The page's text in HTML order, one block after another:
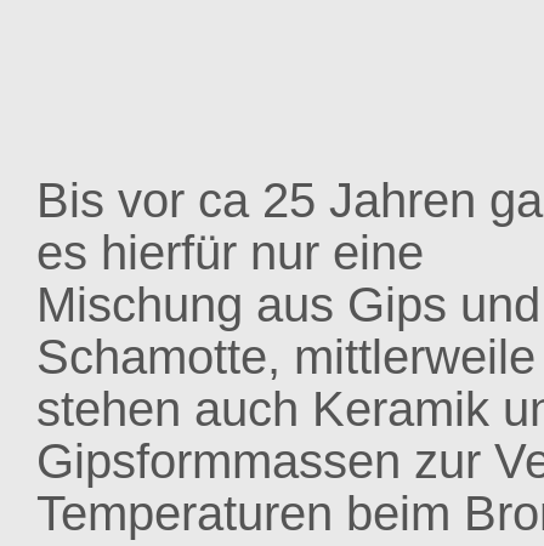
Bis vor ca 25 Jahren
es hierfür nur eine
Mischung aus Gips und
Schamotte, mittlerweile
stehen auch Keramik
Gipsformmassen zur
Temperaturen beim